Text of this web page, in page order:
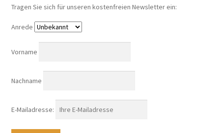
Tragen Sie sich für unseren kostenfreien Newsletter ein:
Anrede
Vorname
Nachname
E-Mailadresse: